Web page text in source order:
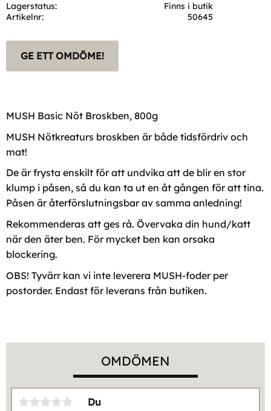
Lagerstatus
Finns i butik
Artikelnr
50645
GE ETT OMDÖME!
MUSH Basic Nöt Broskben, 800g
MUSH Nötkreaturs broskben är både tidsfördriv och
mat!
De är frysta enskilt för att undvika att de blir en stor
klump i påsen, så du kan ta ut en åt gången för att tina.
Påsen är återförslutningsbar av samma anledning!
Rekommenderas att ges rå. Övervaka din hund/katt
när den äter ben. För mycket ben kan orsaka
blockering.
OBS! Tyvärr kan vi inte leverera MUSH-foder per
postorder. Endast för leverans från butiken.
OMDÖMEN
Du